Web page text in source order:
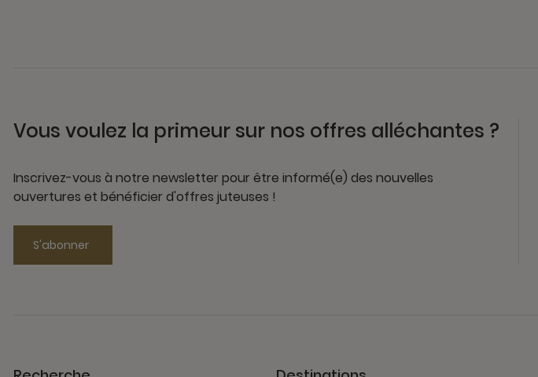
Vous voulez la primeur sur nos offres alléchantes ?
Inscrivez-vous à notre newsletter pour être informé(e) des nouvelles
ouvertures et bénéficier d'offres juteuses !
S'abonner